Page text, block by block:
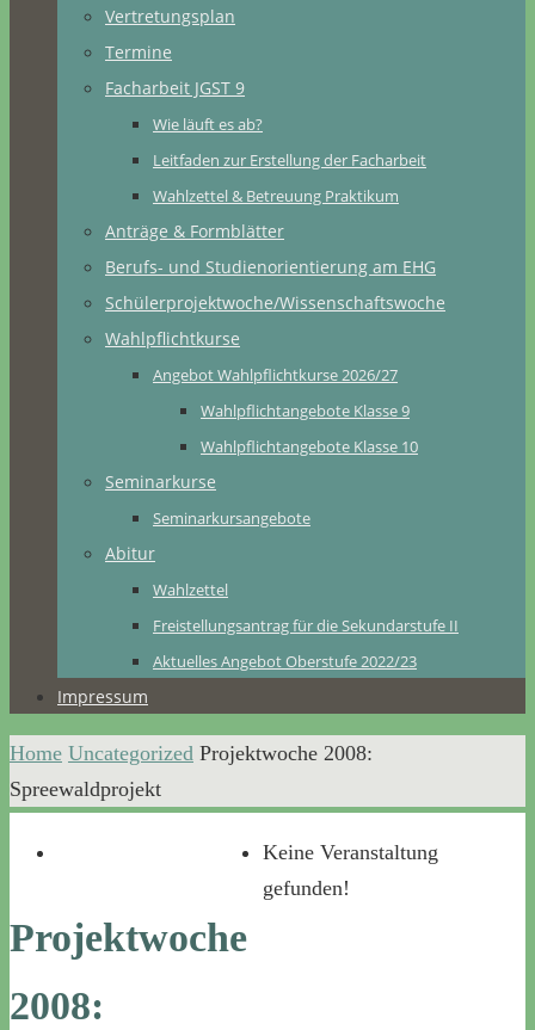
Vertretungsplan
Termine
Facharbeit JGST 9
Wie läuft es ab?
Leitfaden zur Erstellung der Facharbeit
Wahlzettel & Betreuung Praktikum
Anträge & Formblätter
Berufs- und Studienorientierung am EHG
Schülerprojektwoche/Wissenschaftswoche
Wahlpflichtkurse
Angebot Wahlpflichtkurse 2026/27
Wahlpflichtangebote Klasse 9
Wahlpflichtangebote Klasse 10
Seminarkurse
Seminarkursangebote
Abitur
Wahlzettel
Freistellungsantrag für die Sekundarstufe II
Aktuelles Angebot Oberstufe 2022/23
Impressum
Home Uncategorized Projektwoche 2008:
Spreewaldprojekt
Projektwoche
2008:
Keine Veranstaltung
gefunden!